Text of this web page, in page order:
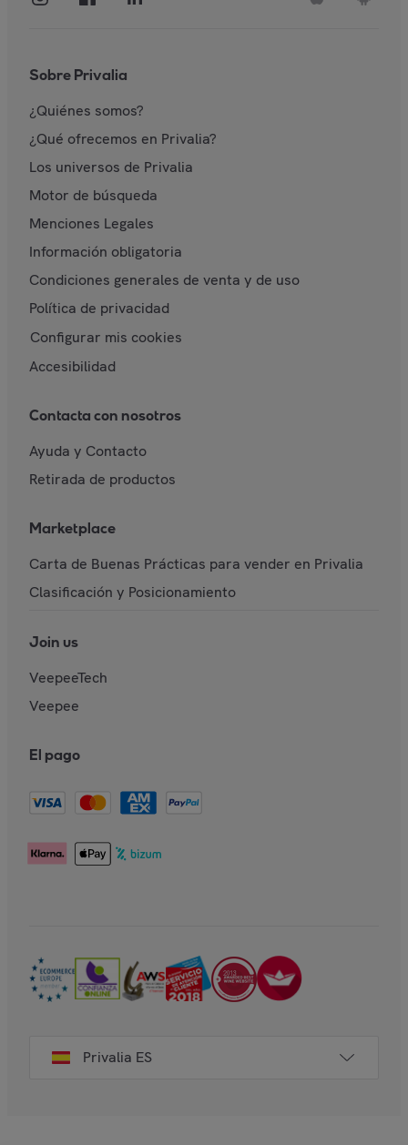
Sobre Privalia
¿Quiénes somos?
¿Qué ofrecemos en Privalia?
Los universos de Privalia
Motor de búsqueda
Menciones Legales
Información obligatoria
Condiciones generales de venta y de uso
Política de privacidad
Configurar mis cookies
Accesibilidad
Contacta con nosotros
Ayuda y Contacto
Retirada de productos
Marketplace
Carta de Buenas Prácticas para vender en Privalia
Clasificación y Posicionamiento
Join us
VeepeeTech
Veepee
El pago
Privalia ES